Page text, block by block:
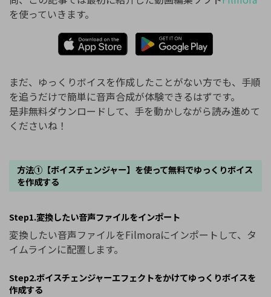
を使っていきます。
まだ、ゆっくりボイスを作成したことがない方でも、手順
を追うだけで簡単に音声合成が体験できるはずです。
是非無料ダウンロードして、手を動かしながら読み進めて
くださいね！
方法①【ボイスチェンジャー】を使って無料でゆっくりボイス
を作成する
Step1.変換したい音声ファイルをインポート
変換したい音声ファイルをFilmoraにインポートして、タ
イムラインに配置します。
Step2.ボイスチェンジャーエフェクトをかけてゆっくりボイスを
作成する